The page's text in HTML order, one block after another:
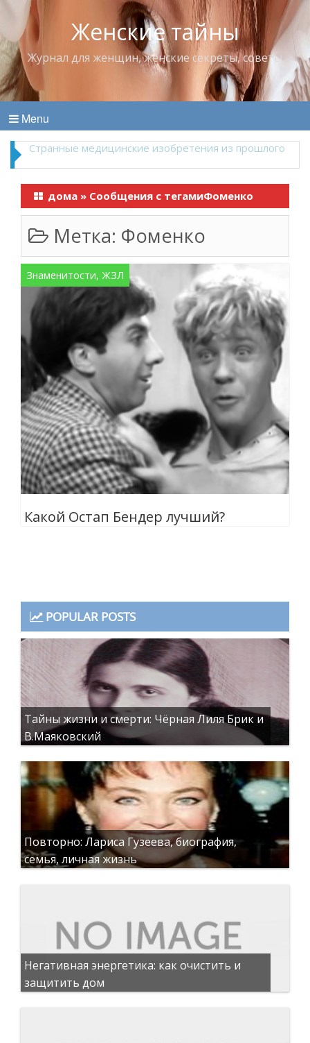
Женские тайны
Журнал для женщин, женские секреты, советы
Menu
Что пить в жару
дома » Сообщения с тегамиФоменко
Метка: Фоменко
Знаменитости, ЖЗЛ
Какой Остап Бендер лучший?
POPULAR POSTS
Тайны жизни и смерти: Чёрная Лиля Брик и
В.Маяковский
Повторно: Лариса Гузеева, биография,
семья, личная жизнь
Негативная энергетика: как очистить и
защитить дом